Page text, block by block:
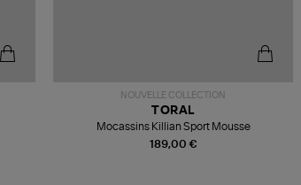
NOUVELLE COLLECTION
189,00 €
TORAL
Mocassins Killian Sport Mousse